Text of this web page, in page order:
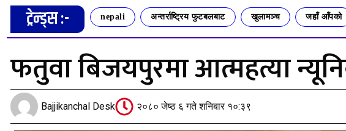
ट्रेन्ड्स :- nepali अन्तर्राष्ट्रिय फुटबलबाट खुलामञ्च जहाँ आँपको
फतुवा बिजयपुरमा आत्महत्या
Bajjikanchal Desk २०८० जेष्ठ ६ गते शनिबार १०:३९